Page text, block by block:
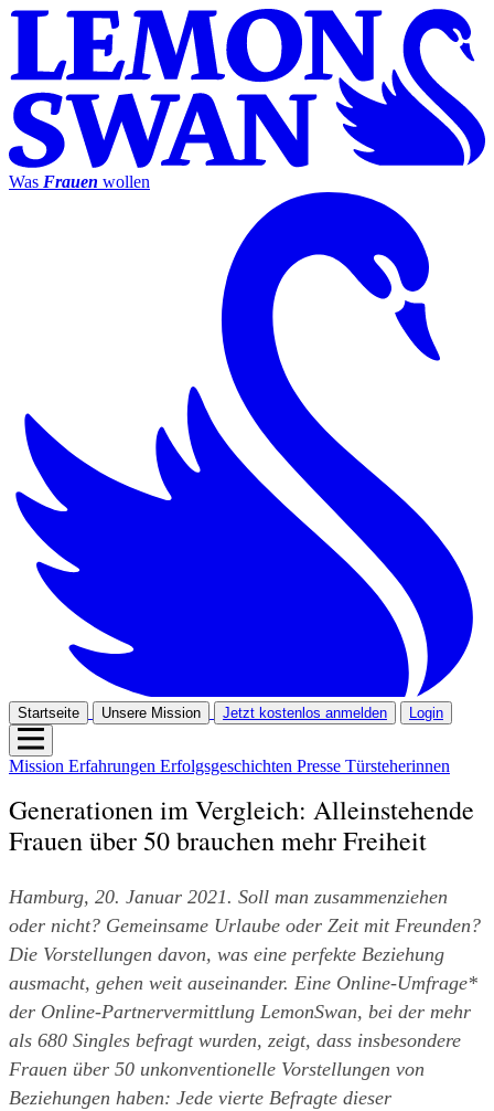
Was Frauen wollen
Startseite Unsere Mission Jetzt kostenlos anmelden Login
Mission Erfahrungen Erfolgsgeschichten Presse Türsteherinnen
Generationen im Vergleich: Alleinstehende
Frauen über 50 brauchen mehr Freiheit
Hamburg, 20. Januar 2021. Soll man zusammenziehen
oder nicht? Gemeinsame Urlaube oder Zeit mit Freunden?
Die Vorstellungen davon, was eine perfekte Beziehung
ausmacht, gehen weit auseinander. Eine Online-Umfrage*
der Online-Partnervermittlung LemonSwan, bei der mehr
als 680 Singles befragt wurden, zeigt, dass insbesondere
Frauen über 50 unkonventionelle Vorstellungen von
Beziehungen haben: Jede vierte Befragte dieser